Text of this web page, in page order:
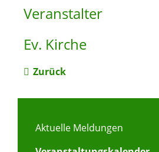
Veranstalter
Ev. Kirche
Zurück
Aktuelle Meldungen